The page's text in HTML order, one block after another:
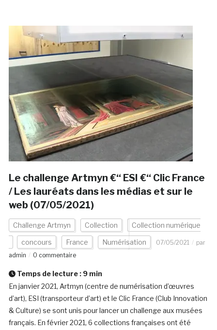
Le challenge Artmyn €“ ESI €“ Clic France
/ Les lauréats dans les médias et sur le
web (07/05/2021)
Challenge Artmyn Collection Collection numérique
concours France Numérisation 07/05/2021
par
admin
0 commentaire
Temps de lecture : 9 min
En janvier 2021, Artmyn (centre de numérisation d’œuvres
d’art), ESI (transporteur d’art) et le Clic France (Club Innovation
& Culture) se sont unis pour lancer un challenge aux musées
français. En février 2021, 6 collections françaises ont été